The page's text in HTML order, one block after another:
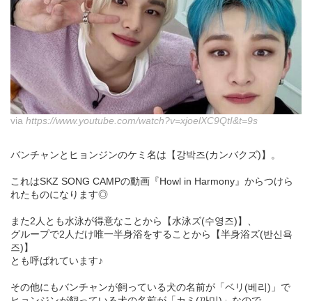
via https://www.youtube.com/watch?v=xjoelXC9QtI&t=9s
バンチャンとヒョンジンのケミ名は【강박즈(カンバクズ)】。
これはSKZ SONG CAMPの動画『Howl in Harmony』からつけら
れたものになります◎
また2人とも水泳が得意なことから【水泳ズ(수영즈)】、
グループで2人だけ唯一半身浴をすることから【半身浴ズ(반신욕
즈)】
とも呼ばれています♪
その他にもバンチャンが飼っている犬の名前が「ベリ(베리)」で